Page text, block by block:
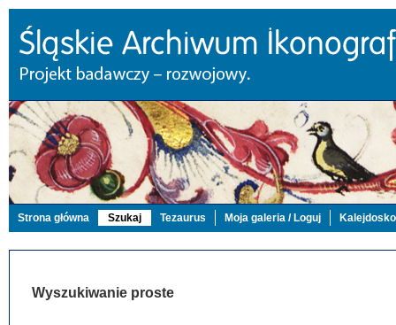
Strona główna Szukaj Tezaurus Moja galeria / Loguj
Wyszukiwanie proste